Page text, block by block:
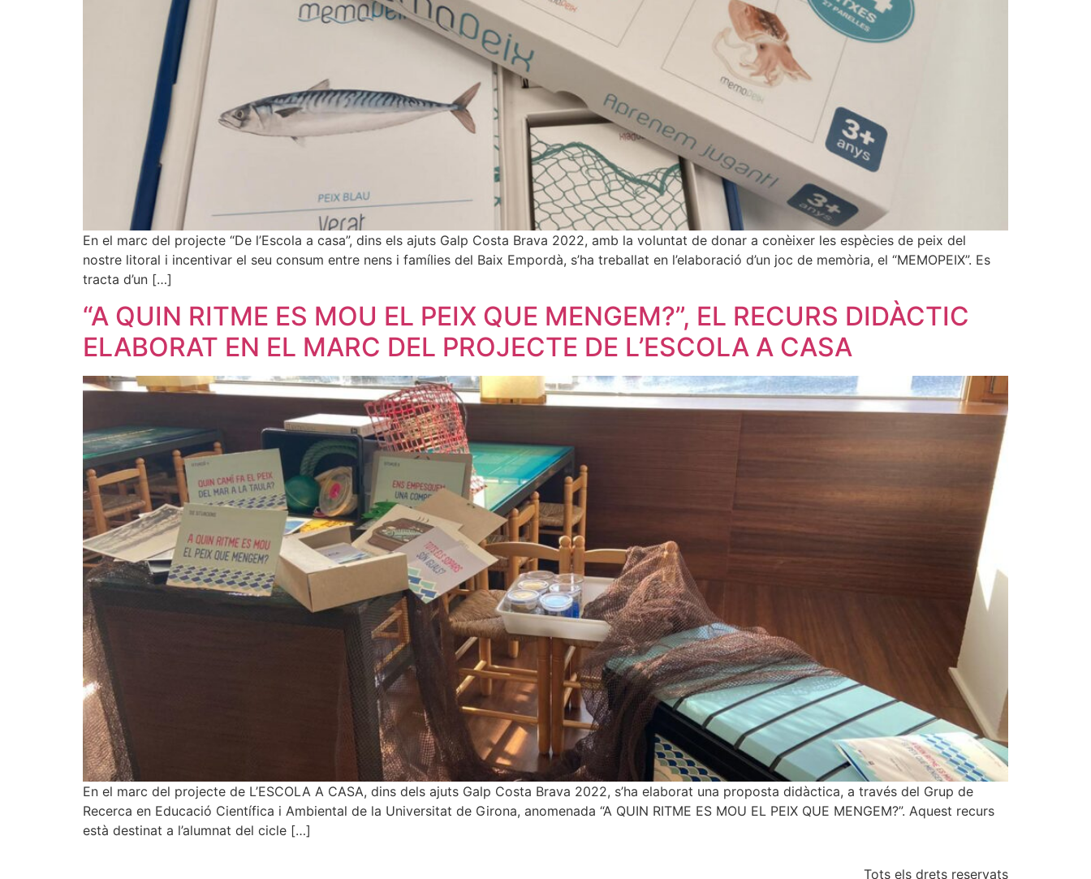
En el marc del projecte “De l’Escola a casa”, dins els ajuts Galp Costa Brava 2022, amb la voluntat de donar a conèixer les espècies de peix del
nostre litoral i incentivar el seu consum entre nens i famílies del Baix Empordà, s’ha treballat en l’elaboració d’un joc de memòria, el “MEMOPEIX”. Es
tracta d’un […]
“A QUIN RITME ES MOU EL PEIX QUE MENGEM?”, EL RECURS DIDÀCTIC
ELABORAT EN EL MARC DEL PROJECTE DE L’ESCOLA A CASA
En el marc del projecte de L’ESCOLA A CASA, dins dels ajuts Galp Costa Brava 2022, s’ha elaborat una proposta didàctica, a través del Grup de
Recerca en Educació Científica i Ambiental de la Universitat de Girona, anomenada “A QUIN RITME ES MOU EL PEIX QUE MENGEM?”. Aquest recurs
està destinat a l’alumnat del cicle […]
Tots els drets reservats